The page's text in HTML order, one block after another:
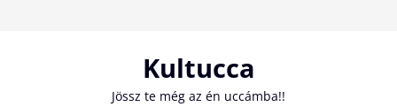
Kultucca
Jössz te még az én uccámba!!